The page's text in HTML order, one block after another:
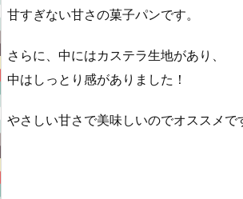
甘すぎない甘さの菓子パンです。
さらに、中にはカステラ生地があり、
中はしっとり感がありました！
やさしい甘さで美味しいのでオススメで